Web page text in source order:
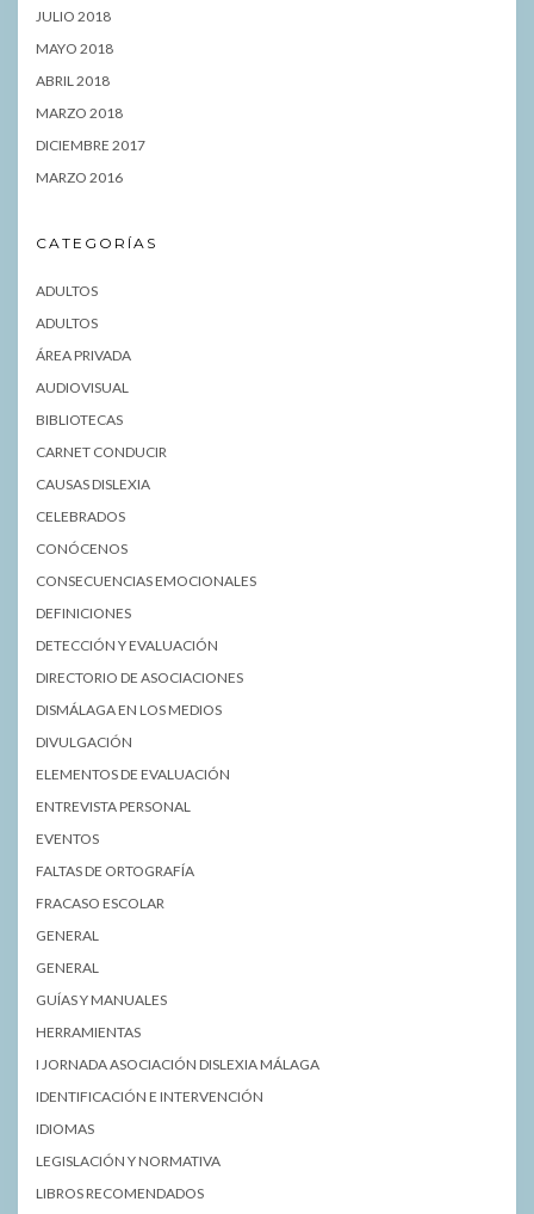
JULIO 2018
MAYO 2018
ABRIL 2018
MARZO 2018
DICIEMBRE 2017
MARZO 2016
CATEGORÍAS
ADULTOS
ADULTOS
ÁREA PRIVADA
AUDIOVISUAL
BIBLIOTECAS
CARNET CONDUCIR
CAUSAS DISLEXIA
CELEBRADOS
CONÓCENOS
CONSECUENCIAS EMOCIONALES
DEFINICIONES
DETECCIÓN Y EVALUACIÓN
DIRECTORIO DE ASOCIACIONES
DISMÁLAGA EN LOS MEDIOS
DIVULGACIÓN
ELEMENTOS DE EVALUACIÓN
ENTREVISTA PERSONAL
EVENTOS
FALTAS DE ORTOGRAFÍA
FRACASO ESCOLAR
GENERAL
GENERAL
GUÍAS Y MANUALES
HERRAMIENTAS
I JORNADA ASOCIACIÓN DISLEXIA MÁLAGA
IDENTIFICACIÓN E INTERVENCIÓN
IDIOMAS
LEGISLACIÓN Y NORMATIVA
LIBROS RECOMENDADOS